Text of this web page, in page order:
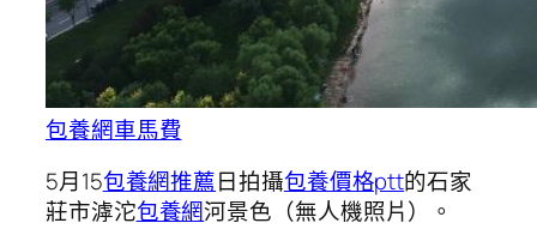
包養網車馬費
5月15包養網推薦日拍攝包養價格ptt的石家
莊市滹沱包養網河景色（無人機照片）。